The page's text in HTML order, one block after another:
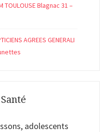
TOULOUSE Blagnac 31 –
AGREES GENERALI
Santé
adolescents